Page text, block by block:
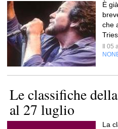
È
che
Il
Le classifiche
al 27 luglio
La